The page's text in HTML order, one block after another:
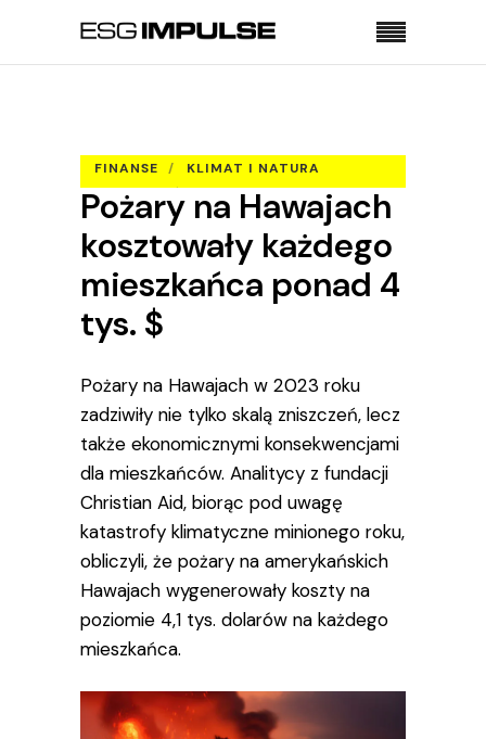
FINANSE
KLIMAT I NATURA
SPOŁECZEŃSTWO
Pożary na Hawajach
kosztowały każdego
mieszkańca ponad 4
tys. $
Pożary na Hawajach w 2023 roku
zadziwiły nie tylko skalą zniszczeń, lecz
także ekonomicznymi konsekwencjami
dla mieszkańców. Analitycy z fundacji
Christian Aid, biorąc pod uwagę
katastrofy klimatyczne minionego roku,
obliczyli, że pożary na amerykańskich
Hawajach wygenerowały koszty na
poziomie 4,1 tys. dolarów na każdego
mieszkańca.